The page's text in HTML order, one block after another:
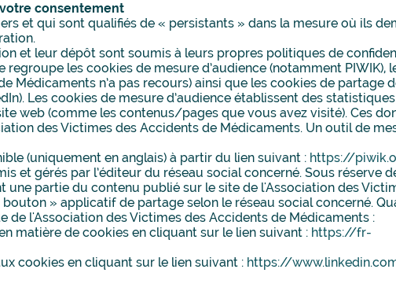
consentement
et qui sont qualifiés de « persistants » dans la mesure où ils
et leur dépôt sont soumis à leurs propres politiques de
les cookies de mesure d’audience (notamment PIWIK),
Médicaments n’a pas recours) ainsi que les cookies de partage
Les cookies de mesure d’audience établissent des
web (comme les contenus/pages que vous avez visité). Ces
des Victimes des Accidents de Médicaments. Un outil de
(uniquement en anglais) à partir du lien suivant : https://
et gérés par l’éditeur du réseau social concerné. Sous réserve
partie du contenu publié sur le site de l'Association des
» applicatif de partage selon le réseau social concerné.
de l'Association des Victimes des Accidents de Médicaments :
matière de cookies en cliquant sur le lien suivant : https://fr-
cookies en cliquant sur le lien suivant : https://